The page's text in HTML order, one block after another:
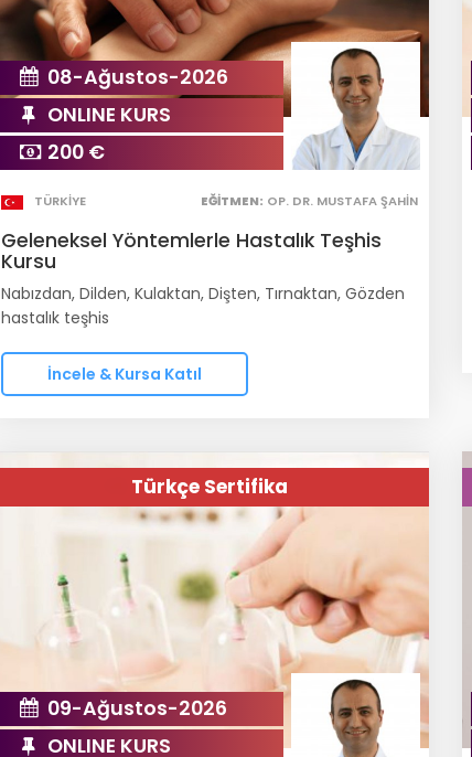
08-Ağustos-2026
ONLINE KURS
200 €
TÜRKIYE EĞITMEN: OP. DR. MUSTAFA ŞAHIN
Geleneksel Yöntemlerle Hastalık Teşhis
Kursu
Nabızdan, Dilden, Kulaktan, Dişten, Tırnaktan, Gözden
hastalık teşhis
İncele & Kursa Katıl
Türkçe Sertifika
09-Ağustos-2026
ONLINE KURS